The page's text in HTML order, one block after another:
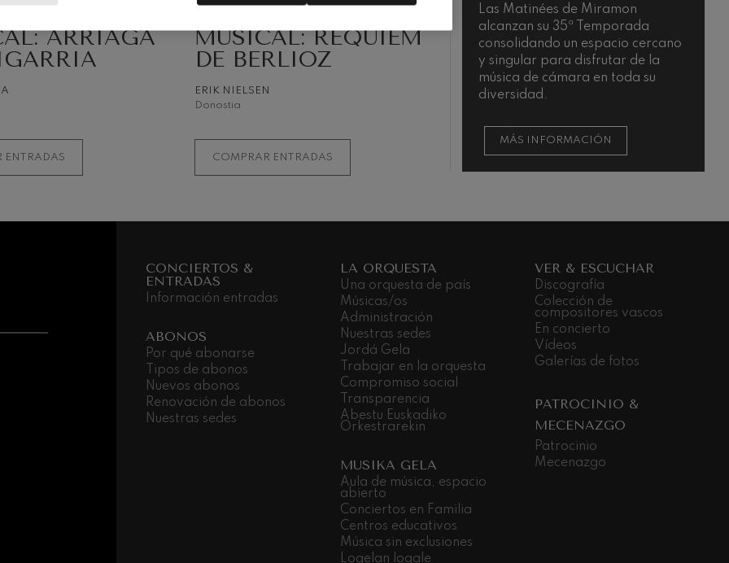
Las Matinées de Miramon
alcanzan su 35ª Temporada
consolidando un espacio cercano
y singular para disfrutar de la
música de cámara en toda su
diversidad.
MÁS INFORMACIÓN
ARRIAGA
ENTRADAS
MUSICAL: RÉQUIEM
DE BERLIOZ
ERIK NIELSEN
Donostia
COMPRAR ENTRADAS
CONCIERTOS &
ENTRADAS
Información entradas
ABONOS
Por qué abonarse
Tipos de abonos
Nuevos abonos
Renovación de abonos
Nuestras sedes
LA ORQUESTA
Una orquesta de país
Músicas/os
Administración
Nuestras sedes
Jordá Gela
Trabajar en la orquesta
Compromiso social
Transparencia
Abestu Euskadiko
Orkestrarekin
MUSIKA GELA
Aula de música, espacio
abierto
Conciertos en Familia
Centros educativos
Música sin exclusiones
Logelan logale
VER & ESCUCHAR
Discografía
Colección de
compositores vascos
En concierto
Vídeos
Galerías de fotos
PATROCINIO &
MECENAZGO
Patrocinio
Mecenazgo
Mozart
nidrei
Mozart: Concierto para